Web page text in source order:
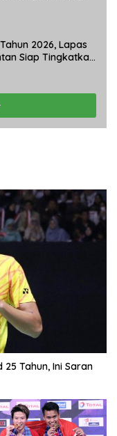
2026, Lapas
Siap Tingkatkan
25 Tahun, Ini Saran